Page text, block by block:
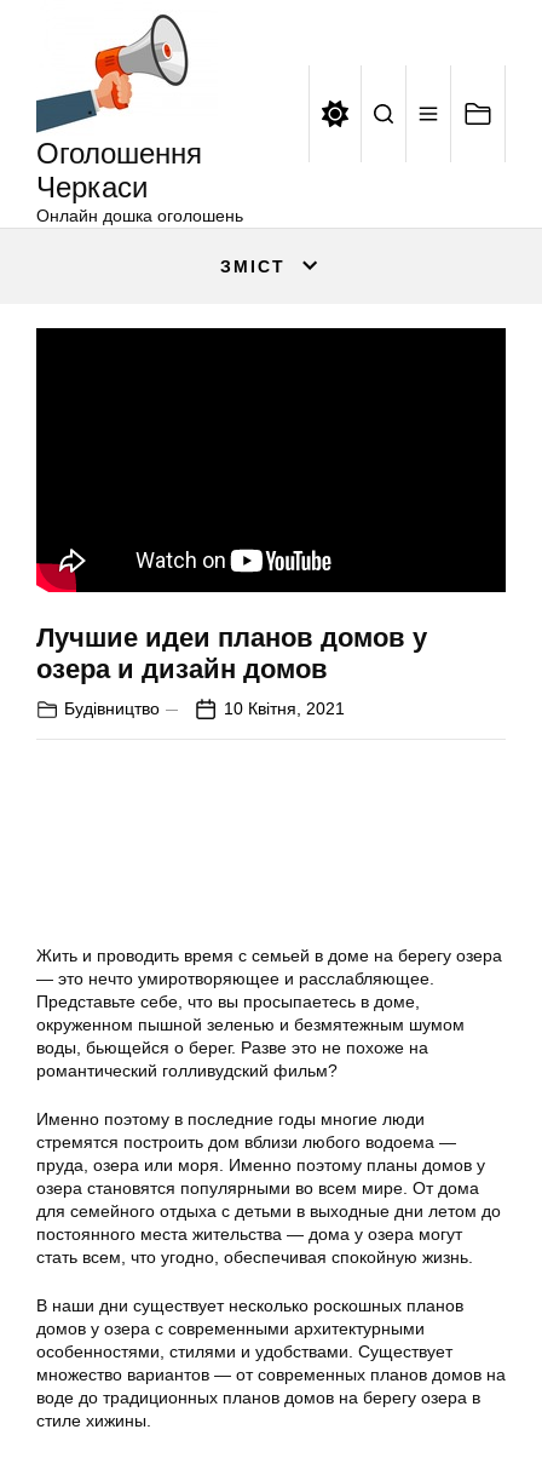
Оголошення
Черкаси
Онлайн дошка оголошень
ЗМІСТ
Лучшие идеи планов домов у
озера и дизайн домов
Будівництво 10 Квітня, 2021
Жить и проводить время с семьей в доме на берегу озера
— это нечто умиротворяющее и расслабляющее.
Представьте себе, что вы просыпаетесь в доме,
окруженном пышной зеленью и безмятежным шумом
воды, бьющейся о берег. Разве это не похоже на
романтический голливудский фильм?
Именно поэтому в последние годы многие люди
стремятся построить дом вблизи любого водоема —
пруда, озера или моря. Именно поэтому планы домов у
озера становятся популярными во всем мире. От дома
для семейного отдыха с детьми в выходные дни летом до
постоянного места жительства — дома у озера могут
стать всем, что угодно, обеспечивая спокойную жизнь.
В наши дни существует несколько роскошных планов
домов у озера с современными архитектурными
особенностями, стилями и удобствами. Существует
множество вариантов — от современных планов домов на
воде до традиционных планов домов на берегу озера в
стиле хижины.